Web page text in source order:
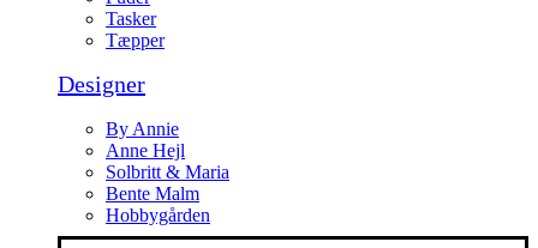
Tasker
Tæpper
Designer
By Annie
Anne Hejl
Solbritt & Maria
Bente Malm
Hobbygården